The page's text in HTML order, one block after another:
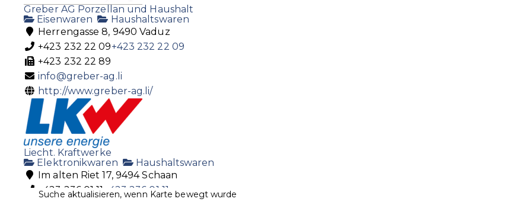
Greber AG Porzellan und Haushalt
Eisenwaren
Haushaltswaren
Herrengasse 8, 9490 Vaduz
+423 232 22 09+423 232 22 09
+423 232 22 89
info@greber-ag.li
http://www.greber-ag.li/
Liecht. Kraftwerke
Elektronikwaren
Haushaltswaren
Im alten Riet 17, 9494 Schaan
+423 236 01 11
+423 236 01 11
Suche aktualisieren, wenn Karte bewegt wurde